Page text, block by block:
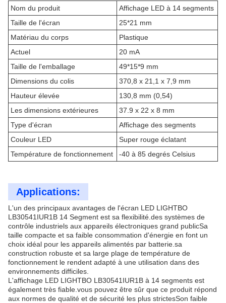
Nom du produit
Affichage LED à 14 segments
Taille de l'écran
25*21 mm
Matériau du corps
Plastique
Actuel
20 mA
Taille de l'emballage
49*15*9 mm
Dimensions du colis
370,8 x 21,1 x 7,9 mm
Hauteur élevée
130,8 mm (0,54)
Les dimensions extérieures
37.9 x 22 x 8 mm
Type d'écran
Affichage des segments
Couleur LED
Super rouge éclatant
Température de fonctionnement
-40 à 85 degrés Celsius
Applications:
L'un des principaux avantages de l'écran LED LIGHTBO
LB30541IUR1B 14 Segment est sa flexibilité.des systèmes de
contrôle industriels aux appareils électroniques grand publicSa
taille compacte et sa faible consommation d'énergie en font un
choix idéal pour les appareils alimentés par batterie.sa
construction robuste et sa large plage de température de
fonctionnement le rendent adapté à une utilisation dans des
environnements difficiles.
L'affichage LED LIGHTBO LB30541IUR1B à 14 segments est
également très fiable.vous pouvez être sûr que ce produit répond
aux normes de qualité et de sécurité les plus strictesSon faible